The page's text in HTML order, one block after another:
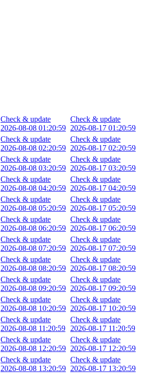
Check & update
2026-08-08 01:20:59
Check & update
2026-08-08 02:20:59
Check & update
2026-08-08 03:20:59
Check & update
2026-08-08 04:20:59
Check & update
2026-08-08 05:20:59
Check & update
2026-08-08 06:20:59
Check & update
2026-08-08 07:20:59
Check & update
2026-08-08 08:20:59
Check & update
2026-08-08 09:20:59
Check & update
2026-08-08 10:20:59
Check & update
2026-08-08 11:20:59
Check & update
2026-08-08 12:20:59
Check & update
2026-08-08 13:20:59
Check & update
2026-08-17 01:20:59
Check & update
2026-08-17 02:20:59
Check & update
2026-08-17 03:20:59
Check & update
2026-08-17 04:20:59
Check & update
2026-08-17 05:20:59
Check & update
2026-08-17 06:20:59
Check & update
2026-08-17 07:20:59
Check & update
2026-08-17 08:20:59
Check & update
2026-08-17 09:20:59
Check & update
2026-08-17 10:20:59
Check & update
2026-08-17 11:20:59
Check & update
2026-08-17 12:20:59
Check & update
2026-08-17 13:20:59